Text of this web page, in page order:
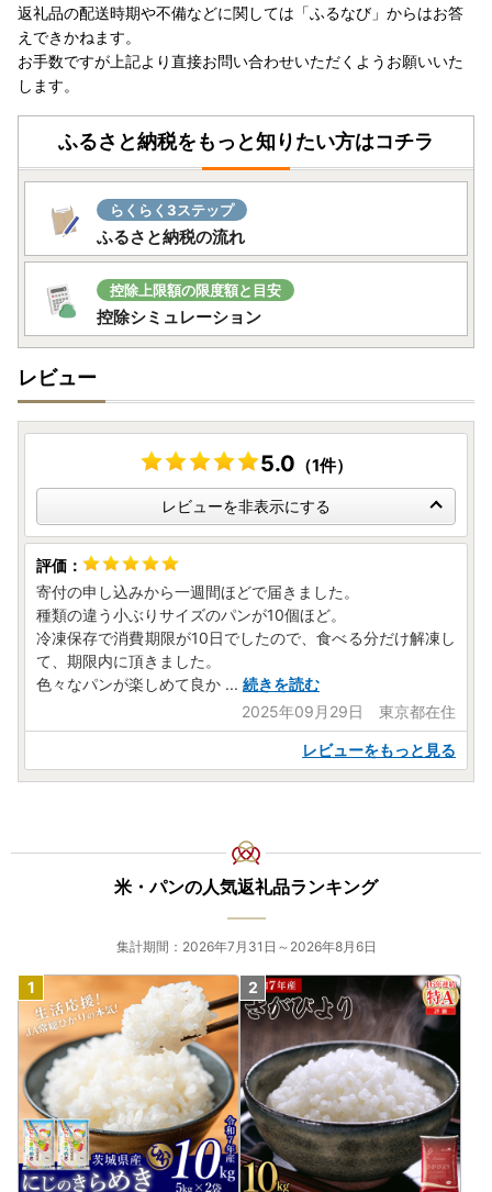
返礼品の配送時期や不備などに関しては「ふるなび」からはお答
えできかねます。
お手数ですが上記より直接お問い合わせいただくようお願いいた
します。
ふるさと納税をもっと知りたい方はコチラ
らくらく3ステップ
ふるさと納税の流れ
控除上限額の限度額と目安
控除シミュレーション
レビュー
5.0 （1件）
レビューを非表示にする
寄付の申し込みから一週間ほどで届きました。
種類の違う小ぶりサイズのパンが10個ほど。
冷凍保存で消費期限が10日でしたので、食べる分だけ解凍し
て、期限内に頂きました。
色々なパンが楽しめて良か ... 続きを読む
2025年09月29日 東京都在住
レビューをもっと見る
米・パンの人気返礼品ランキング
集計期間：2026年7月31日～2026年8月6日